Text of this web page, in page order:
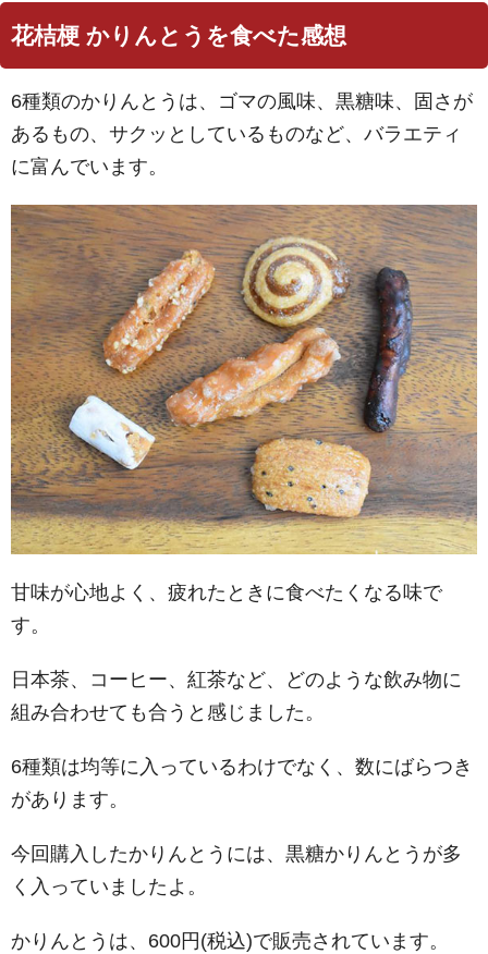
花桔梗 かりんとうを食べた感想
6種類のかりんとうは、ゴマの風味、黒糖味、固さが
あるもの、サクッとしているものなど、バラエティ
に富んでいます。
甘味が心地よく、疲れたときに食べたくなる味で
す。
日本茶、コーヒー、紅茶など、どのような飲み物に
組み合わせても合うと感じました。
6種類は均等に入っているわけでなく、数にばらつき
があります。
今回購入したかりんとうには、黒糖かりんとうが多
く入っていましたよ。
かりんとうは、600円(税込)で販売されています。